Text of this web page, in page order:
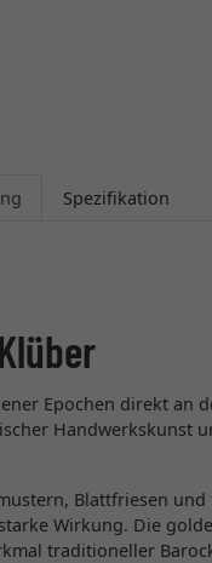
Spezifikation
Epochen direkt an
Handwerkskunst
Blattfriesen
Wirkung. Die
traditioneller